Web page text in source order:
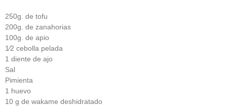
250g. de tofu
200g. de zanahorias
100g. de apio
1⁄2 cebolla pelada
1 diente de ajo
Sal
Pimienta
1 huevo
10 g de wakame deshidratado